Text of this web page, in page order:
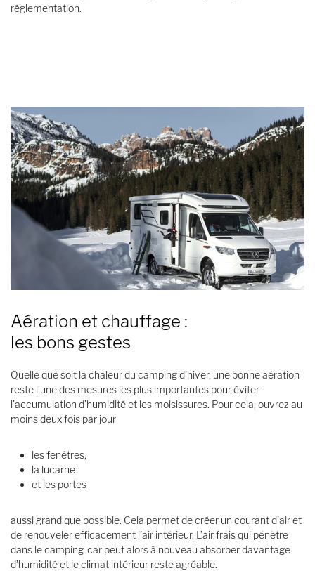
réglementation.
Aération et chauffage :
les bons gestes
Quelle que soit la chaleur du camping d’hiver, une bonne aération
reste l’une des mesures les plus importantes pour éviter
l’accumulation d’humidité et les moisissures. Pour cela, ouvrez au
moins deux fois par jour
les fenêtres,
la lucarne
et les portes
aussi grand que possible. Cela permet de créer un courant d’air et
de renouveler efficacement l’air intérieur. L’air frais qui pénètre
dans le camping-car peut alors à nouveau absorber davantage
d’humidité et le climat intérieur reste agréable.